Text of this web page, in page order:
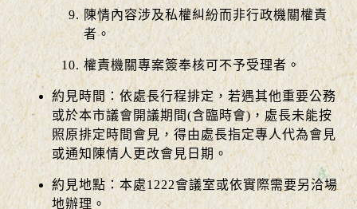
陳情內容涉及私權糾紛而非行政機關權責
者。
權責機關專案簽奉核可不予受理者。
約見時間：依處長行程排定，若遇其他重要公務
或於本市議會開議期間(含臨時會)，處長未能按
照原排定時間會見，得由處長指定專人代為會見
或通知陳情人更改會見日期。
約見地點：本處1222會議室或依實際需要另洽場
地辦理。